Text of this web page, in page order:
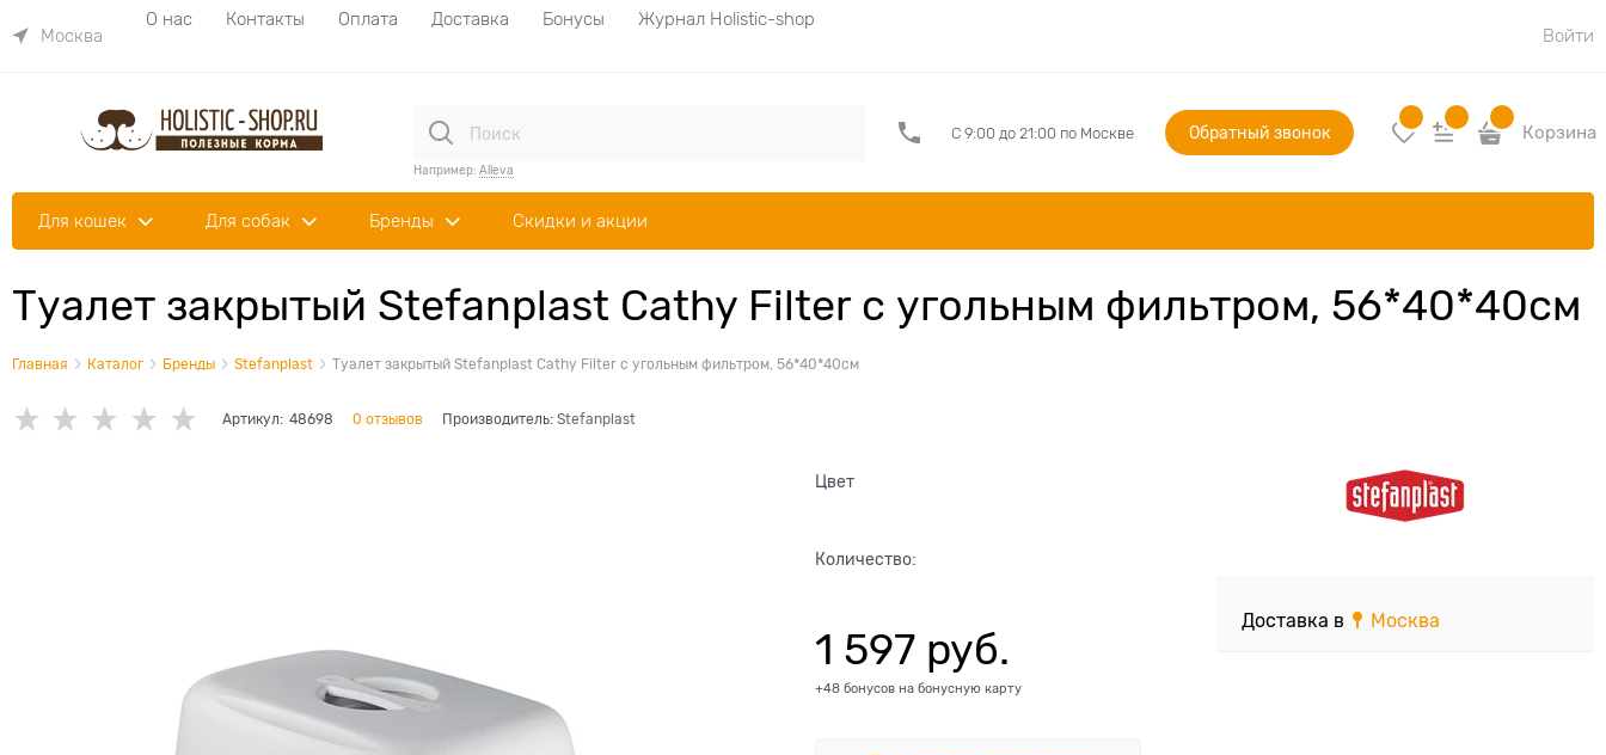
Москва
О нас Контакты Оплата Доставка Бонусы
Журнал Holistic-shop
Войти
Например: Alleva
С 9:00 до 21:00 по Москве Обратный звонок Корзина
Для кошек Для собак Бренды Скидки и акции
Туалет закрытый Stefanplast Cathy Filter с угольным фильтром, 56*40*40см
Главная Каталог Бренды Stefanplast Туалет закрытый Stefanplast Cathy Filter с угольным фильтром, 56*40*40см
Артикул: 48698 0 отзывов Производитель: Stefanplast
Цвет
Количество:
1 597 руб.
+48 бонусов на бонусную карту
Доставка в Москва